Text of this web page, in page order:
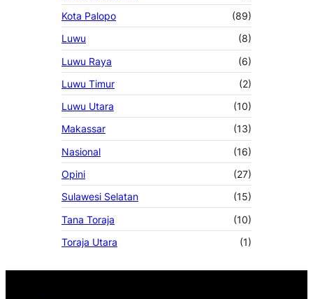
Kota Palopo
(89)
Luwu
(8)
Luwu Raya
(6)
Luwu Timur
(2)
Luwu Utara
(10)
Makassar
(13)
Nasional
(16)
Opini
(27)
Sulawesi Selatan
(15)
Tana Toraja
(10)
Toraja Utara
(1)